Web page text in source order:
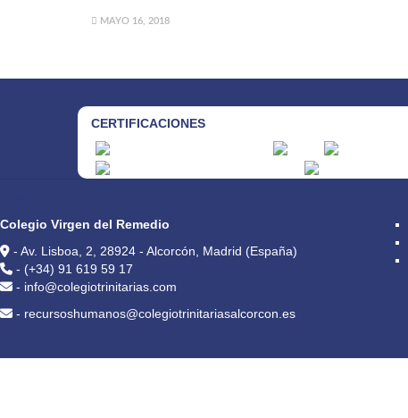
MAYO 16, 2018
CERTIFICACIONES
Colegio Virgen del Remedio
- Av. Lisboa, 2, 28924 - Alcorcón, Madrid (España)
- (+34) 91 619 59 17
- info@colegiotrinitarias.com
- recursoshumanos@colegiotrinitariasalcorcon.es